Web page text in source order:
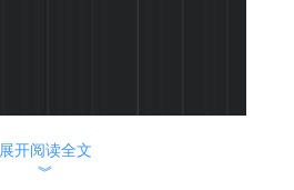
展开阅读全文
︾